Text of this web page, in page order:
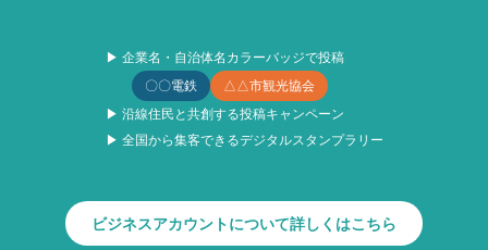
▶ 企業名・自治体名カラーバッジで投稿
〇〇電鉄
△△市観光協会
▶ 沿線住民と共創する投稿キャンペーン
▶ 全国から集客できるデジタルスタンプラリー
ビジネスアカウントについて詳しくはこちら